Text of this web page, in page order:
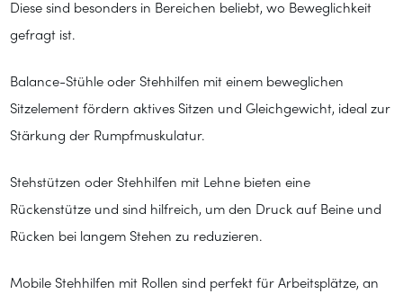
Diese sind besonders in Bereichen beliebt, wo Beweglichkeit
gefragt ist.
Balance-Stühle oder Stehhilfen mit einem beweglichen
Sitzelement fördern aktives Sitzen und Gleichgewicht, ideal zur
Stärkung der Rumpfmuskulatur.
Stehstützen oder Stehhilfen mit Lehne bieten eine
Rückenstütze und sind hilfreich, um den Druck auf Beine und
Rücken bei langem Stehen zu reduzieren.
Mobile Stehhilfen mit Rollen sind perfekt für Arbeitsplätze, an